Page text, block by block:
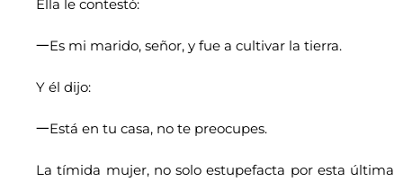
Ella le contestó:
一Es mi marido, señor, y fue a cultivar la tierra.
Y él dijo:
一Está en tu casa, no te preocupes.
La tímida mujer, no solo estupefacta por esta última